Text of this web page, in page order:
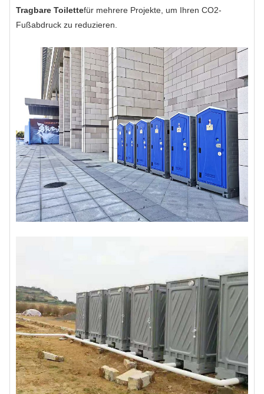
Tragbare Toilettefür mehrere Projekte, um Ihren CO2-
Fußabdruck zu reduzieren.